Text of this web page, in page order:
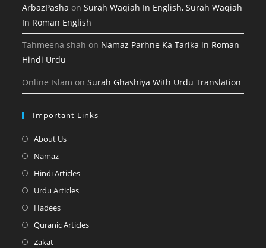
ArbazPasha onSurah Waqiah In English, Surah Waqiah
In Roman English
Tahmeena shah on Namaz Parhne Ka Tarika in Roman
Hindi Urdu
Online Islam onSurah Ghashiya With Urdu Translation
Important Links
About UsOpens
tab
NamazOpens
in
tab
Hindi ArticlesOpens
tab
Urdu ArticlesOpens
HadeesOpens
in
Quranic ArticlesOpens
ZakatOpens